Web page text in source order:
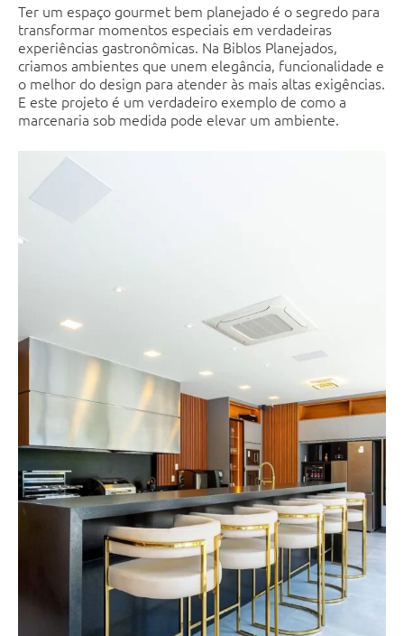
Ter um espaço gourmet bem planejado é o segredo para
transformar momentos especiais em verdadeiras
experiências gastronômicas. Na Biblos Planejados,
criamos ambientes que unem elegância, funcionalidade e
o melhor do design para atender às mais altas exigências.
E este projeto é um verdadeiro exemplo de como a
marcenaria sob medida pode elevar um ambiente.